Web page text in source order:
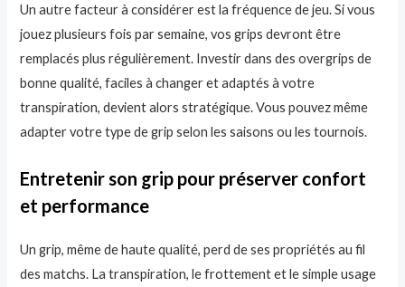
Un autre facteur à considérer est la fréquence de jeu. Si vous
jouez plusieurs fois par semaine, vos grips devront être
remplacés plus régulièrement. Investir dans des overgrips de
bonne qualité, faciles à changer et adaptés à votre
transpiration, devient alors stratégique. Vous pouvez même
adapter votre type de grip selon les saisons ou les tournois.
Entretenir son grip pour préserver confort
et performance
Un grip, même de haute qualité, perd de ses propriétés au fil
des matchs. La transpiration, le frottement et le simple usage